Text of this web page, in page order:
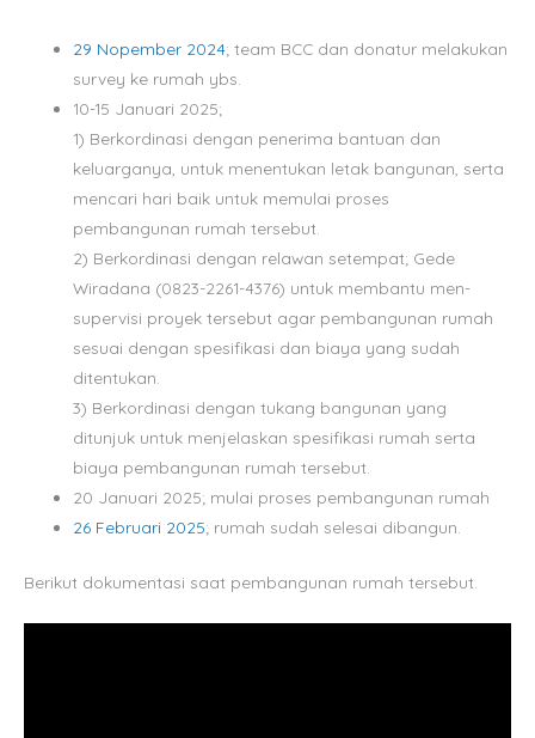
29 Nopember 2024; team BCC dan donatur melakukan
survey ke rumah ybs.
10-15 Januari 2025;
1) Berkordinasi dengan penerima bantuan dan
keluarganya, untuk menentukan letak bangunan, serta
mencari hari baik untuk memulai proses
pembangunan rumah tersebut.
2) Berkordinasi dengan relawan setempat; Gede
Wiradana (0823-2261-4376) untuk membantu men-
supervisi proyek tersebut agar pembangunan rumah
sesuai dengan spesifikasi dan biaya yang sudah
ditentukan.
3) Berkordinasi dengan tukang bangunan yang
ditunjuk untuk menjelaskan spesifikasi rumah serta
biaya pembangunan rumah tersebut.
20 Januari 2025; mulai proses pembangunan rumah
26 Februari 2025; rumah sudah selesai dibangun.
Berikut dokumentasi saat pembangunan rumah tersebut.